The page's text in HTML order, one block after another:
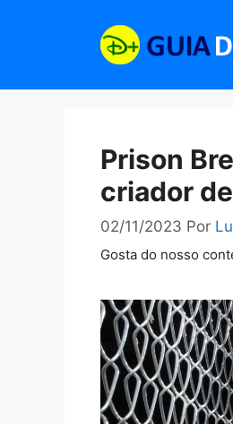
Prison
criador
02/11/2023 Por
Gosta do nosso